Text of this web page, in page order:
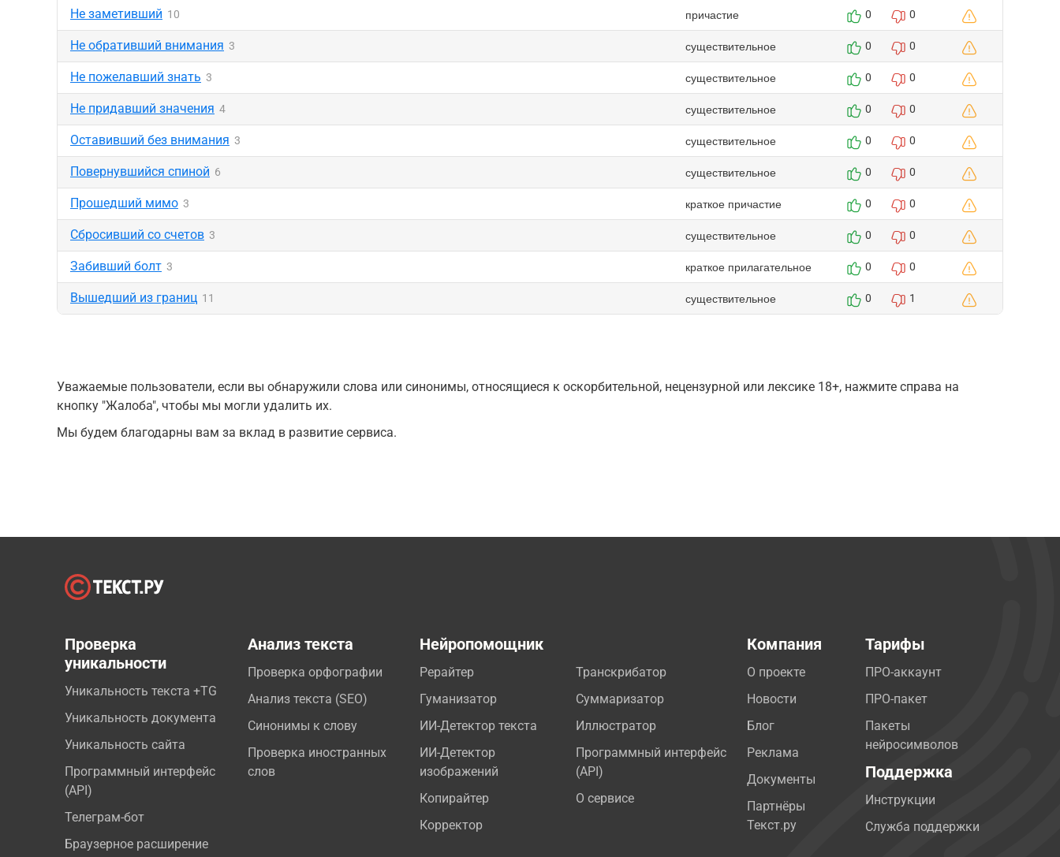
Не заметивший 10 причастие 0 0
Не обративший внимания 3 существительное 0 0
Не пожелавший знать 3 существительное 0 0
Не придавший значения 4 существительное 0 0
Оставивший без внимания 3 существительное 0 0
Повернувшийся спиной 6 существительное 0 0
Прошедший мимо 3 краткое причастие 0 0
Сбросивший со счетов 3 существительное 0 0
Забивший болт 3 краткое прилагательное 0 0
Вышедший из границ 11 существительное 0 1
Уважаемые пользователи, если вы обнаружили слова или синонимы, относящиеся к оскорбительной, нецензурной или лексике 18+, нажмите справа на
кнопку "Жалоба", чтобы мы могли удалить их.
Мы будем благодарны вам за вклад в развитие сервиса.
Проверка
уникальности
Уникальность текста +TG
Уникальность документа
Уникальность сайта
Программный интерфейс
(API)
Телеграм-бот
Браузерное расширение
Анализ текста
Проверка орфографии
Анализ текста (SEO)
Синонимы к слову
Проверка иностранных
слов
Нейропомощник
Рерайтер
Гуманизатор
ИИ-Детектор текста
ИИ-Детектор
изображений
Копирайтер
Корректор
Транскрибатор
Суммаризатор
Иллюстратор
Программный интерфейс
(API)
О сервисе
Компания
О проекте
Новости
Блог
Реклама
Документы
Партнёры
Текст.ру
Тарифы
ПРО-аккаунт
ПРО-пакет
Пакеты
нейросимволов
Поддержка
Инструкции
Служба поддержки